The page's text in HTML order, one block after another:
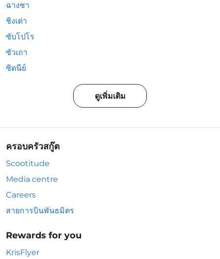
ฉางชา
ชิงเต่า
ซับโปโร
ซัวเถา
ซิดนีย์
ดูเพิ่มเติม
ครอบครัวสกู๊ต
Scootitude
Media centre
Careers
สายการบินพันธมิตร
Rewards for you
KrisFlyer